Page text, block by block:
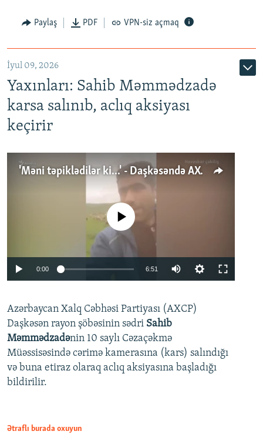
Paylaş PDF VPN-siz açmaq
İyul 09, 2026
Yaxınları: Sahib Məmmədzadə
karsa salınıb, aclıq aksiyası
keçirir
'Məni təpiklədilər ki...' - Daşkəsəndə AXCP fəalının yaxınları onun həbsinə etiraz edirlər
Auto 240p 360p
720p 1080p
No media source currently available
0:00 6:51
360p
720p
1080p
Azərbaycan Xalq Cəbhəsi Partiyası (AXCP)
Daşkəsən rayon şöbəsinin sədri Sahib
Məmmədzadənin 10 saylı Cəzaçəkmə
Müəssisəsində cərimə kamerasına (kars) salındığı
və buna etiraz olaraq aclıq aksiyasına başladığı
bildirilir.
Ətraflı burada oxuyun